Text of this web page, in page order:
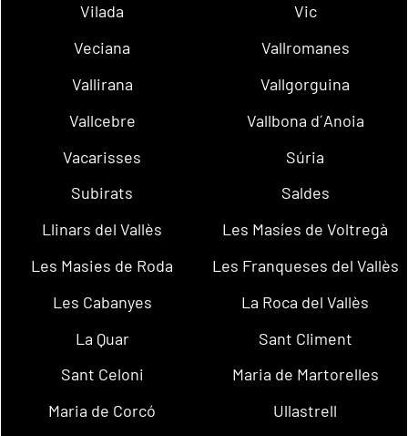
Vilada
Vic
Veciana
Vallromanes
Vallirana
Vallgorguina
Vallcebre
Vallbona d´Anoia
Vacarisses
Súria
Subirats
Saldes
Llinars del Vallès
Les Masíes de Voltregà
Les Masies de Roda
Les Franqueses del Vallès
Les Cabanyes
La Roca del Vallès
La Quar
Sant Climent
Sant Celoni
Maria de Martorelles
Maria de Corcó
Ullastrell